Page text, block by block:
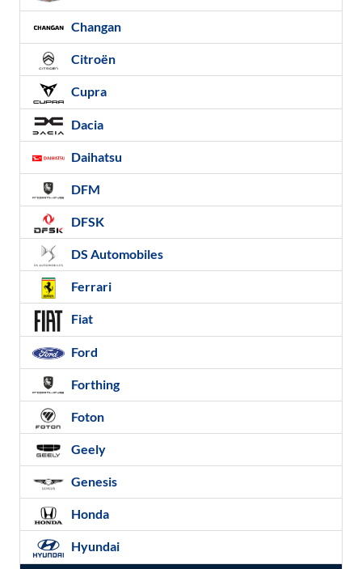
Changan
Citroën
Cupra
Dacia
Daihatsu
DFM
DFSK
DS Automobiles
Ferrari
Fiat
Ford
Forthing
Foton
Geely
Genesis
Honda
Hyundai